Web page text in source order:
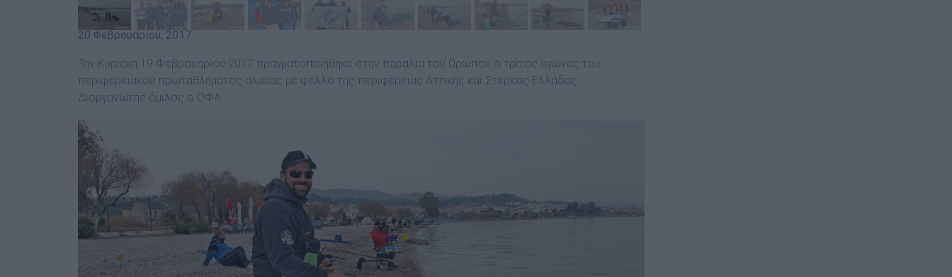
20 Φεβρουαρίου, 2017
Την Κυριακή 19 Φεβρουαρίου 2017 πραγματοποιήθηκε στην παραλία του Ωρωπού ο τρίτος αγώνας του
περιφερειακού πρωταθλήματος αλιείας με φελλό της περιφέρειας Αττικής και Στερεάς Ελλάδας.
Διοργανωτής όμιλος ο ΟΦΑ.